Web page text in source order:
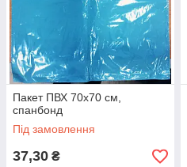
Пакет ПВХ 70х70 см,
спанбонд
Під замовлення
37,30 ₴